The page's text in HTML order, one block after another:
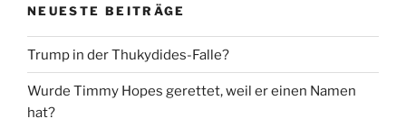
NEUESTE BEITRÄGE
Trump in der Thukydides-Falle?
Wurde Timmy Hopes gerettet, weil er einen Namen
hat?